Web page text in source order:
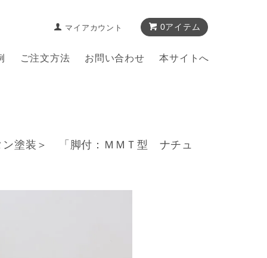
0アイテム
マイアカウント
ご注文方法 お問い合わせ 本サイトへ
ン塗装＞ 「脚付：ＭＭＴ型 ナチュ